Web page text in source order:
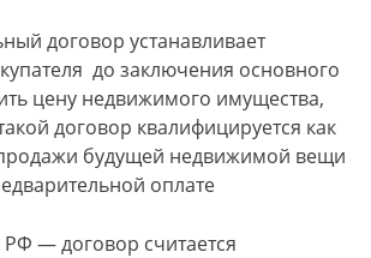
договор устанавливает
до заключения основного
цену недвижимого имущества,
договор квалифицируется как
будущей недвижимой вещи
оплате
РФ — договор считается